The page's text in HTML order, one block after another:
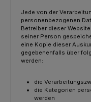
Jede von der
personenbezogenen
Betreiber dieser
seiner Person
eine Kopie dieser
gegebenenfalls über
werden:
die
die Kategorien
werden